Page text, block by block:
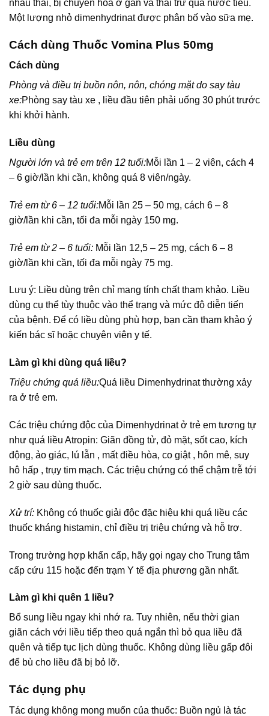
nhau thai, bị chuyển hóa ở gan và thải trừ qua nước tiểu.
Một lượng nhỏ dimenhydrinat được phân bố vào sữa mẹ.
Cách dùng Thuốc Vomina Plus 50mg
Cách dùng
Phòng và điều trị buồn nôn, nôn, chóng mặt do say tàu
xe:Phòng say tàu xe , liều đầu tiên phải uống 30 phút trước
khi khởi hành.
Liều dùng
Người lớn và trẻ em trên 12 tuổi:Mỗi lần 1 – 2 viên, cách 4
– 6 giờ/lần khi cần, không quá 8 viên/ngày.
Trẻ em từ 6 – 12 tuổi:Mỗi lần 25 – 50 mg, cách 6 – 8
giờ/lần khi cần, tối đa mỗi ngày 150 mg.
Trẻ em từ 2 – 6 tuổi: Mỗi lần 12,5 – 25 mg, cách 6 – 8
giờ/lần khi cần, tối đa mỗi ngày 75 mg.
Lưu ý: Liều dùng trên chỉ mang tính chất tham khảo. Liều
dùng cụ thể tùy thuộc vào thể trạng và mức độ diễn tiến
của bệnh. Để có liều dùng phù hợp, bạn cần tham khảo ý
kiến bác sĩ hoặc chuyên viên y tế.
Làm gì khi dùng quá liều?
Triệu chứng quá liều:Quá liều Dimenhydrinat thường xảy
ra ở trẻ em.
Các triệu chứng độc của Dimenhydrinat ở trẻ em tương tự
như quá liều Atropin: Giãn đồng tử, đỏ mặt, sốt cao, kích
động, ảo giác, lú lẫn , mất điều hòa, co giật , hôn mê, suy
hô hấp , trụy tim mạch. Các triệu chứng có thể chậm trễ tới
2 giờ sau dùng thuốc.
Xử trí: Không có thuốc giải độc đặc hiệu khi quá liều các
thuốc kháng histamin, chỉ điều trị triệu chứng và hỗ trợ.
Trong trường hợp khẩn cấp, hãy gọi ngay cho Trung tâm
cấp cứu 115 hoặc đến trạm Y tế địa phương gần nhất.
Làm gì khi quên 1 liều?
Bổ sung liều ngay khi nhớ ra. Tuy nhiên, nếu thời gian
giãn cách với liều tiếp theo quá ngắn thì bỏ qua liều đã
quên và tiếp tục lịch dùng thuốc. Không dùng liều gấp đôi
để bù cho liều đã bị bỏ lỡ.
Tác dụng phụ
Tác dụng không mong muốn của thuốc: Buồn ngủ là tác